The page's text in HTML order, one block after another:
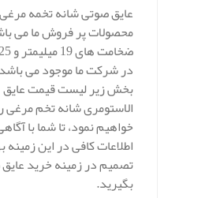
عایق صوتی شانه تخمه
محصولات پر فروش ما می
در شرکت ما موجود می
بخش زیر لیست قیمت عایق
الاستومری شانه تخم مرغی
خواهیم نمود، تا شما با
اطلاعات کافی در این زمینه
تصمیم در زمینه خرید
بگیرید.